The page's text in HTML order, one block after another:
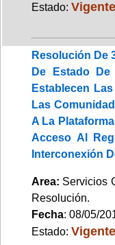
Estado: Vigente
Resolución De
De Estado
Establecen
Las
A La
Acceso Al
Interconexión
Area: Servicios
Resolución.
Fecha: 08/05/
Estado: Vigente